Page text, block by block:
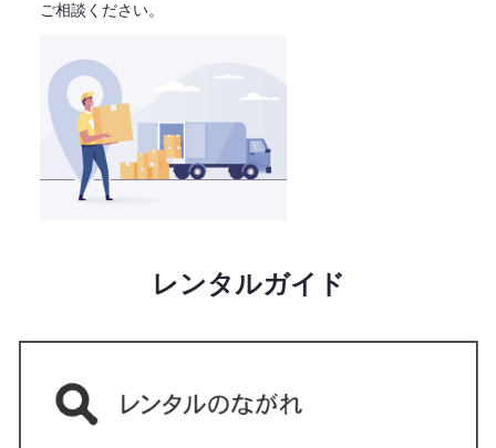
ご相談ください。
レンタルガイド